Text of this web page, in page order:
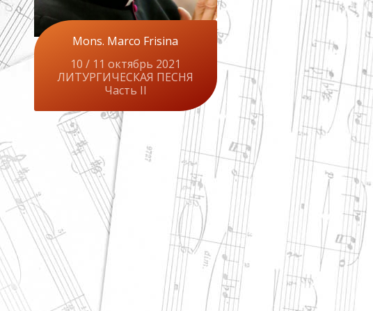
Mons. Marco Frisina
10 / 11 октябрь 2021
ЛИТУРГИЧЕСКАЯ ПЕСНЯ
Часть II